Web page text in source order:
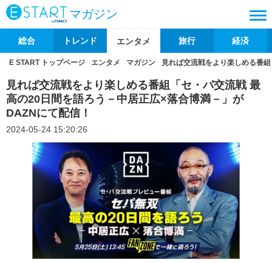
マガジン
総合 トレンド エンタメ 旅行 経済
E START トップページ エンタメ マガジン 見れば交流戦をより楽しめる番
見れば交流戦をより楽しめる番組「セ・パ交流戦 最
高の20日間を語ろう－中居正広×落合博満－」が
DAZNにて配信！
2024-05-24 15:20:26